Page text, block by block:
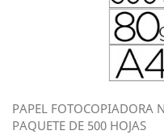
PAPEL FOTOCOPIADORA
PAQUETE DE 500 HOJAS